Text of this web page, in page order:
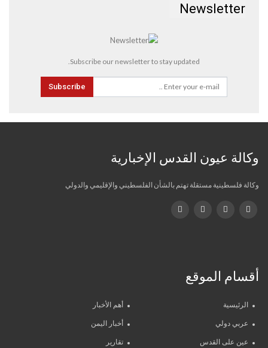
Newsletter
Subscribe our newsletter to stay updated.
Subscribe
وكالة عيون القدس الإخبارية
وكالة فلسطينية مستقلة تهتم بالشأن الفلسطيني والإقليمي والدولي
أقسام الموقع
الرئيسية أهم الأخبار
عربي دولي أخبار اليمن
عين على القدس تقارير